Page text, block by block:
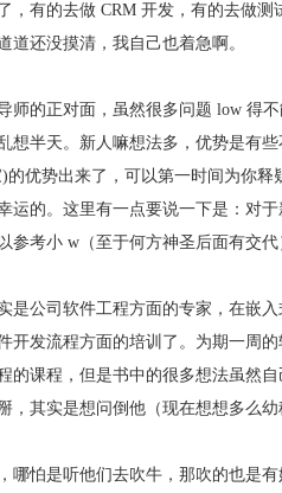
有的去做 CRM 开发，有的去做测
还没摸清，我自己也着急啊。
师的正对面，虽然很多问题 low 得
半天。新人嘛想法多，优势是有
优势出来了，可以第一时间为你释
的。这里有一点要说一下是：对
考小 w（至于何方神圣后面有交代
公司软件工程方面的专家，在嵌入
开发流程方面的培训了。为期一周
课程，但是书中的很多想法虽然
其实是想问倒他（现在想想多么
怕是听他们去吹牛，那吹的也是有